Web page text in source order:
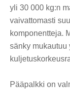
yli 30 000 kg:n
vaivattomasti
komponentteja.
sänky mukautuu
Pääpalkki on